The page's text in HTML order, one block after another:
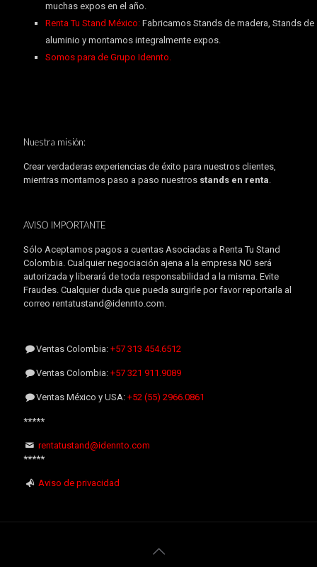
muchas expos en el año.
Renta Tu Stand México:Fabricamos Stands de madera, Stands de
aluminio y montamos integralmente expos.
Somos para de Grupo Idennto.
Nuestra misión:
Crear verdaderas experiencias de éxito para nuestros clientes,
mientras montamos paso a paso nuestros stands en renta.
AVISO IMPORTANTE
Sólo Aceptamos pagos a cuentas Asociadas a Renta Tu Stand
Colombia. Cualquier negociación ajena a la empresa NO será
autorizada y liberará de toda responsabilidad a la misma. Evite
Fraudes. Cualquier duda que pueda surgirle por favor reportarla al
correo rentatustand@idennto.com.
Ventas Colombia:+57 313 454.6512
Ventas Colombia:+57 321 911.9089
Ventas México y USA:+52 (55) 2966.0861
*****
rentatustand@idennto.com
*****
Aviso de privacidad